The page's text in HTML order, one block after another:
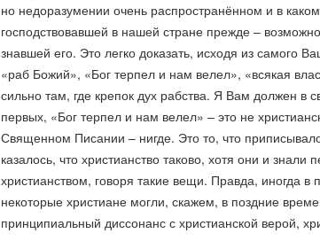
но недоразумении очень распространённом и в
господствовавшей в нашей стране прежде –
знавшей его. Это легко доказать, исходя из самого
«раб Божий», «Бог терпел и нам велел», «всякая
сильно там, где крепок дух рабства. Я Вам должен в
первых, «Бог терпел и нам велел» – это не
Священном Писании – нигде. Это то, что
казалось, что христианство таково, хотя они и
христианством, говоря такие вещи. Правда, иногда
некоторые христиане могли, скажем, в поздние
принципиальный диссонанс с христианской верой,